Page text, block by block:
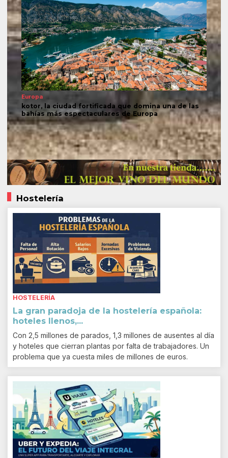
Europa
kotor, la ciudad fortificada que domina una de las
bahías más espectaculares de Europa
Hostelería
HOSTELERÍA
La gran paradoja de la hostelería española:
hoteles llenos,...
Con 2,5 millones de parados, 1,3 millones de ausentes al día
y hoteles que cierran plantas por falta de trabajadores. Un
problema que ya cuesta miles de millones de euros.